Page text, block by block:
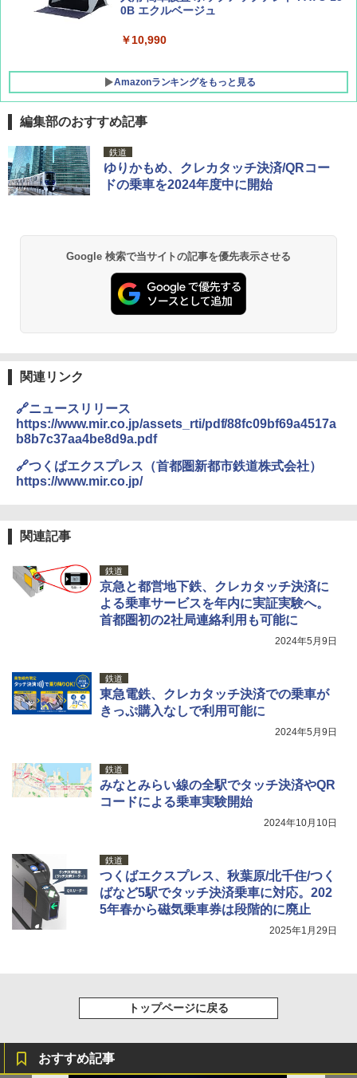
0B エクルベージュ
￥10,990
Amazonランキングをもっと見る
BUNDOK(バンドック)ソロ ドーム 1 EX BDK
-08EX カーキ ソロキャンプ ポリエステル フ
レーム テント
GRANDOOR ステンレス保冷剤 2個セット 2
026リニューアル 急速冷凍 空間倍増 衛生的
コンパクト 保冷力長持ち
￥2,980
￥6,459
熊撃退スプレー 熊よけスプレー 熊スプレー
【日本企業販売】超強力クマ対策スプレー 30
￥3,680
ポインターライト 強力 小型 緑色/赤色/青紫色
ンパクト多機能設計 持ち運び便利 アウトド
ア/オフィス/教育現場/展示会用 緑
￥1,180
編集部のおすすめ記事
鉄道
ゆりかもめ、クレカタッチ決済/QRコー
ドの乗車を2024年度中に開始
Google 検索で当サイトの記事を優先表示させる
関連リンク
🔗ニュースリリース
https://www.mir.co.jp/assets_rti/pdf/88fc09bf69a4517a
b8b7c37aa4be8d9a.pdf
🔗つくばエクスプレス（首都圏新都市鉄道株式会社）
https://www.mir.co.jp/
関連記事
鉄道
京急と都営地下鉄、クレカタッチ決済に
よる乗車サービスを年内に実証実験へ。
首都圏初の2社局連絡利用も可能に
2024年5月9日
鉄道
東急電鉄、クレカタッチ決済での乗車が
きっぷ購入なしで利用可能に
2024年5月9日
鉄道
みなとみらい線の全駅でタッチ決済やQR
コードによる乗車実験開始
2024年10月10日
鉄道
つくばエクスプレス、秋葉原/北千住/つく
ばなど5駅でタッチ決済乗車に対応。202
5年春から磁気乗車券は段階的に廃止
2025年1月29日
トップページに戻る
おすすめ記事